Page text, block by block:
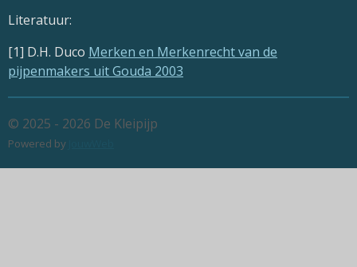
Literatuur:
[1] D.H. Duco Merken en Merkenrecht van de
pijpenmakers uit Gouda 2003
© 2025 - 2026 De Kleipijp
Powered by